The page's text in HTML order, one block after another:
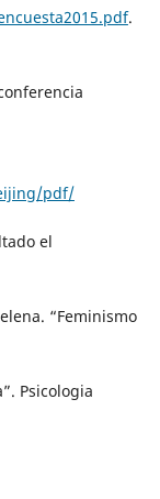
.
pdf/
el
“Feminismo
Psicologia